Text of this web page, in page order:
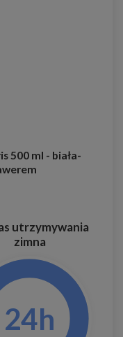
500 ml - biała-
utrzymywania
zimna
24h